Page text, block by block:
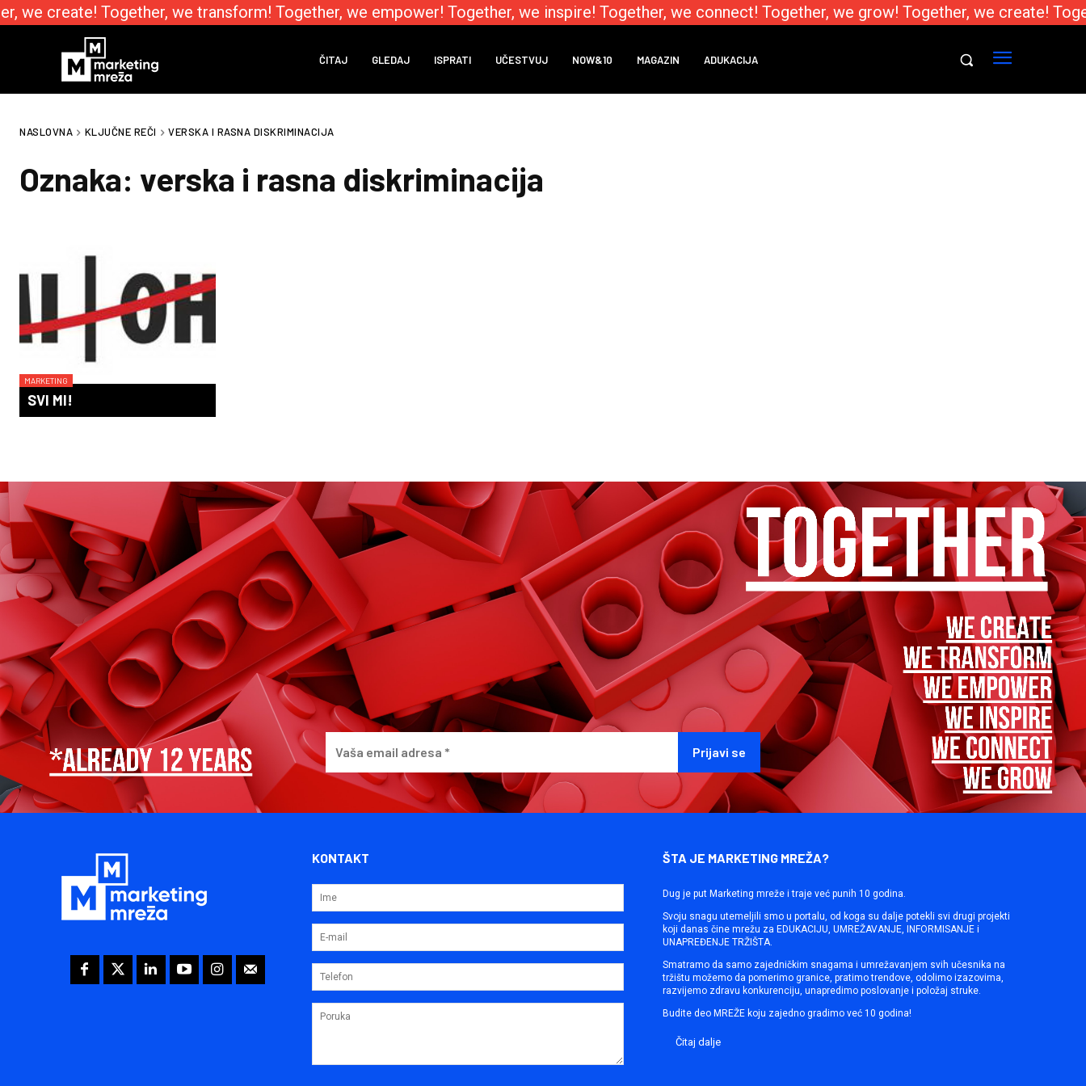
we create! Together, we transform! Together, we empower! Together, we inspire! Together, we connect! Together, we grow! Together, we create!
ČITAJ GLEDAJ ISPRATI UČESTVUJ NOW&10 MAGAZIN ADUKACIJA
NASLOVNA KLJUČNE REČI VERSKA I RASNA DISKRIMINACIJA
Oznaka: verska i rasna diskriminacija
MARKETING
SVI MI!
KONTAKT ŠTA JE MARKETING MREŽA?
Dug je put Marketing mreže i traje već punih 10 godina.
Svoju snagu utemeljili smo u portalu, od koga su dalje potekli svi drugi projekti
koji danas čine mrežu za EDUKACIJU, UMREŽAVANJE, INFORMISANJE i
UNAPREĐENJE TRŽIŠTA.
Smatramo da samo zajedničkim snagama i umrežavanjem svih učesnika na
tržištu možemo da pomerimo granice, pratimo trendove, odolimo izazovima,
razvijemo zdravu konkurenciju, unapredimo poslovanje i položaj struke.
Budite deo MREŽE koju zajedno gradimo već 10 godina!
Čitaj dalje